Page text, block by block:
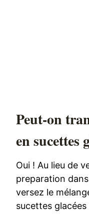
Peut-on
en sucettes
Oui ! Au lieu de
preparation
versez le
sucettes